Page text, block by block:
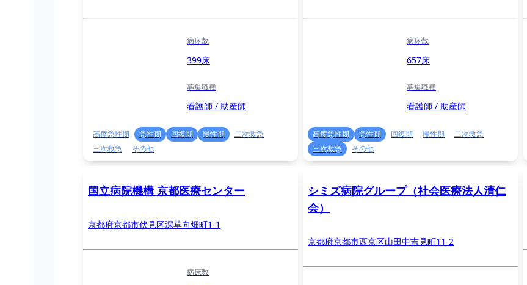
病床数
399床
募集職種
看護師 / 助産師
高度急性期 急性期 回復期 慢性期
二次救急
三次救急
その他
病床数
657床
募集職種
看護師 / 助産師
高度急性期 急性期 回復期 慢性期
二次救急
三次救急
その他
国立病院機構 京都医療センター
京都府京都市伏見区深草向畑町1-1
病床数
シミズ病院グループ（社会医療法人清仁
会）
京都府京都市西京区山田中吉見町11-2